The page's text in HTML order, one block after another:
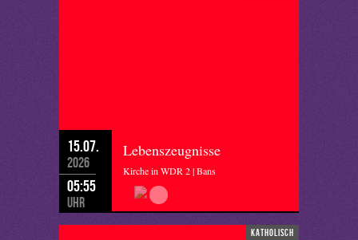
15.07.
2026
05:55
Uhr
Lebenszeugnisse
Kirche in WDR 2 | Bans
katholisch